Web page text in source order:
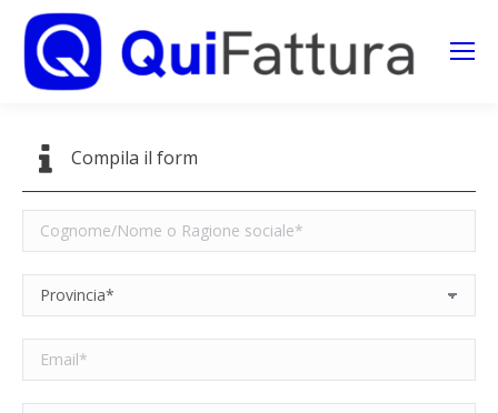
Search:
Compila il form